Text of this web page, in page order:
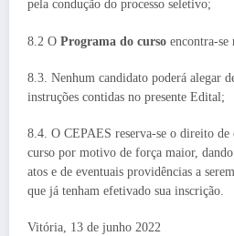
pela condução do processo seletivo;
8.2 O Programa do curso encontra-
8.3. Nenhum candidato poderá alegar
instruções contidas no presente Edital;
8.4. O CEPAES reserva-se o direito
curso por motivo de força maior,
atos e de eventuais providências a
que já tenham efetivado sua inscrição.
Vitória, 13 de junho 2022